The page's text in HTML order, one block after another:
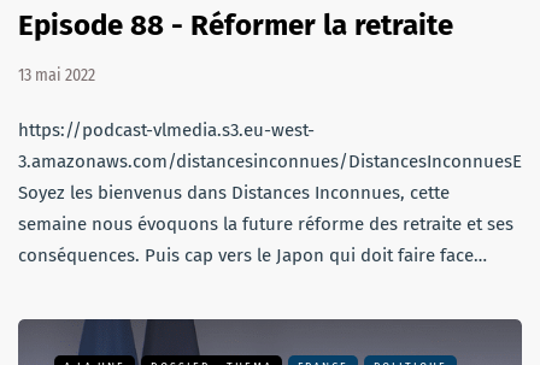
Episode 88 - Réformer la retraite
13 mai 2022
https://podcast-vlmedia.s3.eu-west-
3.amazonaws.com/distancesinconnues/
Soyez les bienvenus dans Distances Inconnues, cette
semaine nous évoquons la future réforme des retraite et ses
conséquences. Puis cap vers le Japon qui doit faire face…